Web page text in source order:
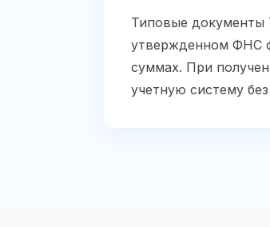
Типовые документы
утвержденном ФНС
суммах. При
учетную систему